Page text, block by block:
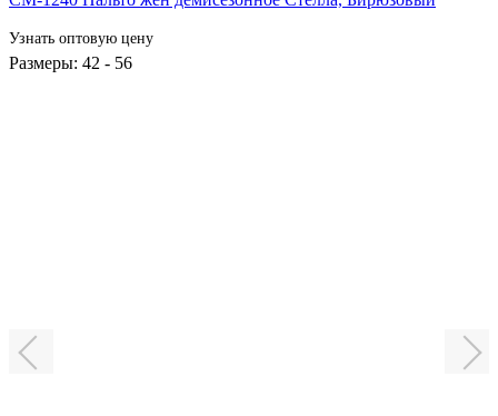
Узнать оптовую цену
Размеры: 42 - 56